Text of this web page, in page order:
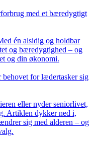
med et bæredygtigt
én alsidig og holdbar
og bæredygtighed – og
og din økonomi.
for lædertasker sig
eller nyder seniorlivet,
Artiklen dykker ned i,
sig med alderen – og